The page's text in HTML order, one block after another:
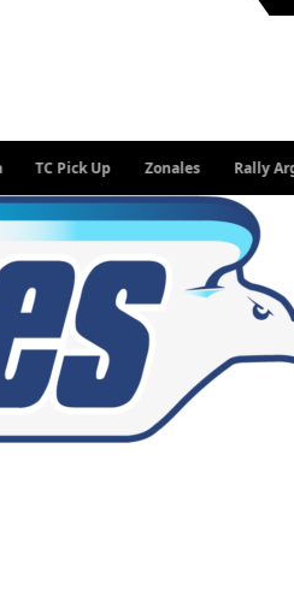
Pick Up Zonales Rally Argentino